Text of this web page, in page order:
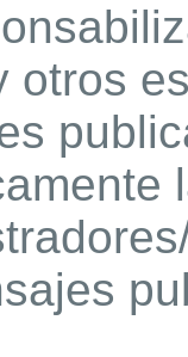
otros